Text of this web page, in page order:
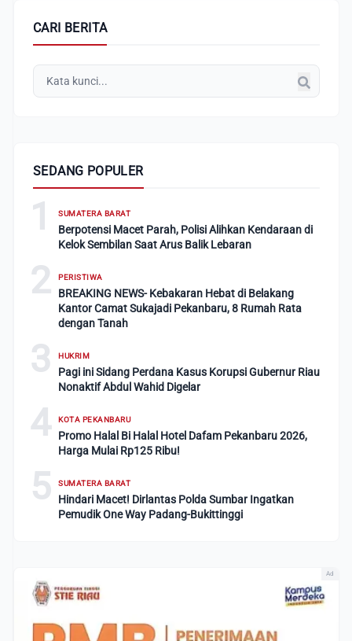
CARI BERITA
SEDANG POPULER
1 SUMATERA BARAT
Berpotensi Macet Parah, Polisi Alihkan Kendaraan di
Kelok Sembilan Saat Arus Balik Lebaran
2 PERISTIWA
BREAKING NEWS- Kebakaran Hebat di Belakang
Kantor Camat Sukajadi Pekanbaru, 8 Rumah Rata
dengan Tanah
3 HUKRIM
Pagi ini Sidang Perdana Kasus Korupsi Gubernur Riau
Nonaktif Abdul Wahid Digelar
4 KOTA PEKANBARU
Promo Halal Bi Halal Hotel Dafam Pekanbaru 2026,
Harga Mulai Rp125 Ribu!
5 SUMATERA BARAT
Hindari Macet! Dirlantas Polda Sumbar Ingatkan
Pemudik One Way Padang-Bukittinggi
Ad